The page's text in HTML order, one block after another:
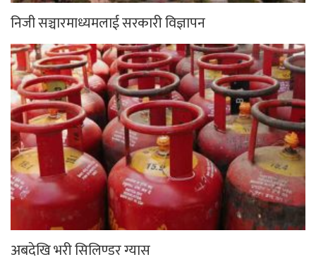
निजी सञ्चारमाध्यमलाई सरकारी विज्ञापन
अबदेखि भरी सिलिण्डर ग्यास